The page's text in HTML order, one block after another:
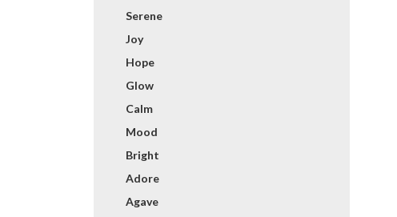
Serene
Joy
Hope
Glow
Calm
Mood
Bright
Adore
Agave